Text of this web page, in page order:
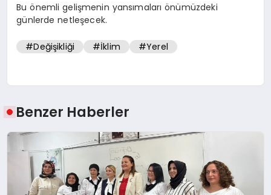
Bu önemli gelişmenin yansımaları önümüzdeki
günlerde netleşecek.
#Değişikliği #İklim #Yerel
Benzer Haberler